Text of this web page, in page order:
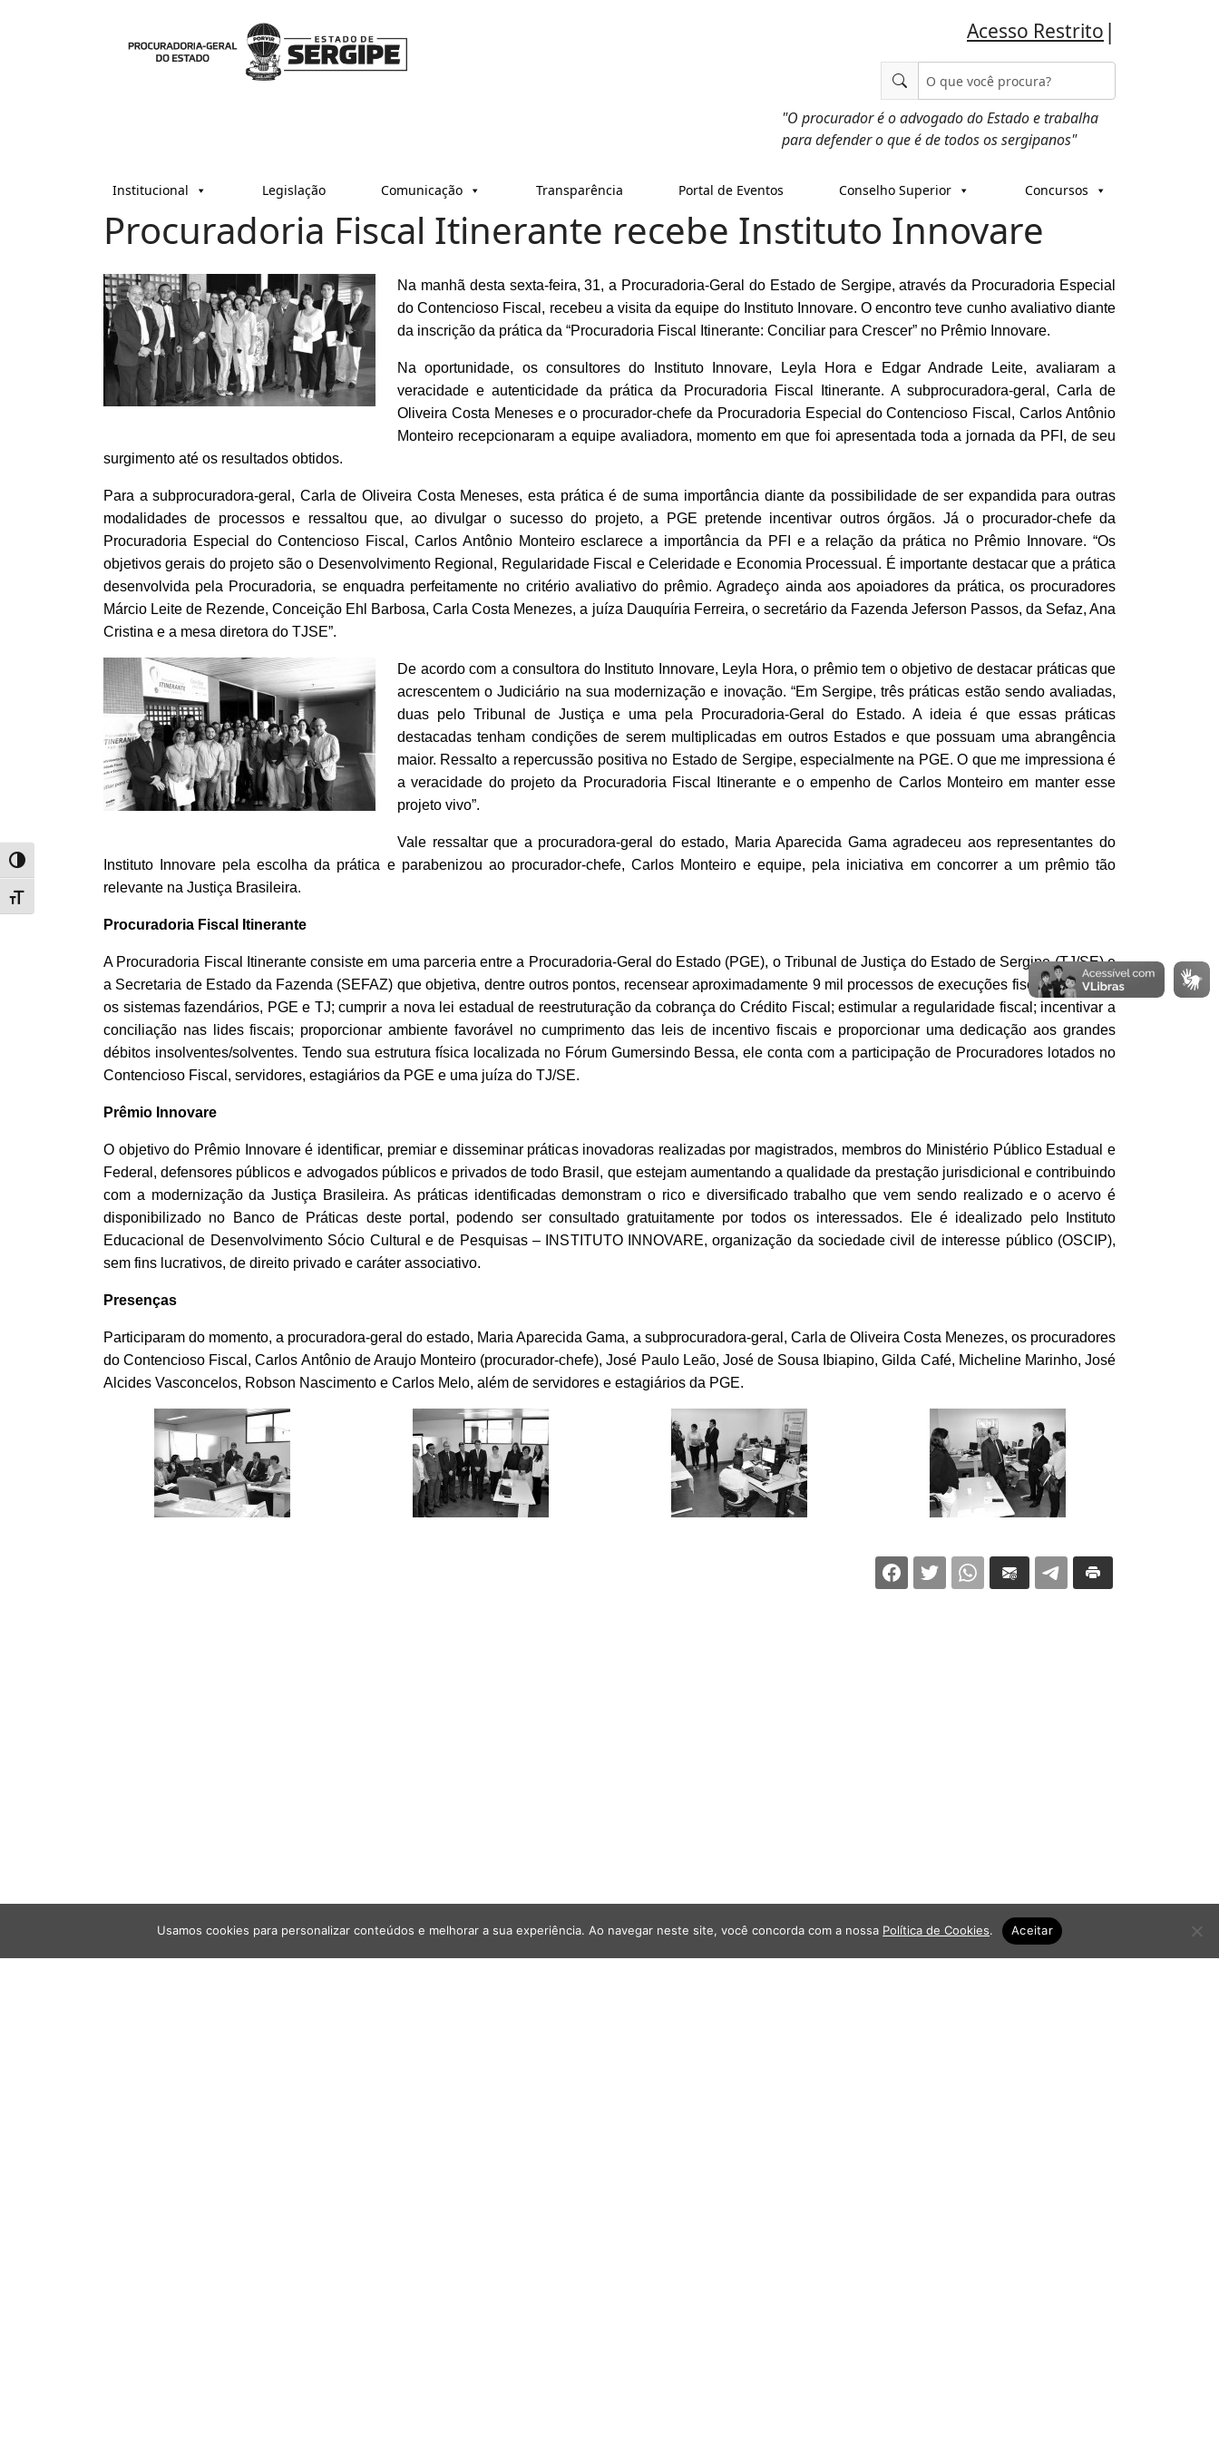
Alternar alto contraste
Alternar tamanho da fonte
Acesso Restrito |
"O procurador é o advogado do Estado e trabalha
para defender o que é de todos os sergipanos"
Institucional Legislação Comunicação Transparência Portal de Eventos Conselho Superior Concursos
Procuradoria Fiscal Itinerante recebe Instituto Innovare
Na manhã desta sexta-feira, 31, a Procuradoria-Geral do Estado de Sergipe, através da Procuradoria Especial
do Contencioso Fiscal, recebeu a visita da equipe do Instituto Innovare. O encontro teve cunho avaliativo diante
da inscrição da prática da “Procuradoria Fiscal Itinerante: Conciliar para Crescer” no Prêmio Innovare.
Na oportunidade, os consultores do Instituto Innovare, Leyla Hora e Edgar Andrade Leite, avaliaram a
veracidade e autenticidade da prática da Procuradoria Fiscal Itinerante. A subprocuradora-geral, Carla de
Oliveira Costa Meneses e o procurador-chefe da Procuradoria Especial do Contencioso Fiscal, Carlos Antônio
Monteiro recepcionaram a equipe avaliadora, momento em que foi apresentada toda a jornada da PFI, de seu
surgimento até os resultados obtidos.
Para a subprocuradora-geral, Carla de Oliveira Costa Meneses, esta prática é de suma importância diante da possibilidade de ser expandida para outras
modalidades de processos e ressaltou que, ao divulgar o sucesso do projeto, a PGE pretende incentivar outros órgãos. Já o procurador-chefe da
Procuradoria Especial do Contencioso Fiscal, Carlos Antônio Monteiro esclarece a importância da PFI e a relação da prática no Prêmio Innovare. “Os
objetivos gerais do projeto são o Desenvolvimento Regional, Regularidade Fiscal e Celeridade e Economia Processual. É importante destacar que a prática
desenvolvida pela Procuradoria, se enquadra perfeitamente no critério avaliativo do prêmio. Agradeço ainda aos apoiadores da prática, os procuradores
Márcio Leite de Rezende, Conceição Ehl Barbosa, Carla Costa Menezes, a juíza Dauquíria Ferreira, o secretário da Fazenda Jeferson Passos, da Sefaz, Ana
Cristina e a mesa diretora do TJSE”.
De acordo com a consultora do Instituto Innovare, Leyla Hora, o prêmio tem o objetivo de destacar práticas que
acrescentem o Judiciário na sua modernização e inovação. “Em Sergipe, três práticas estão sendo avaliadas,
duas pelo Tribunal de Justiça e uma pela Procuradoria-Geral do Estado. A ideia é que essas práticas
destacadas tenham condições de serem multiplicadas em outros Estados e que possuam uma abrangência
maior. Ressalto a repercussão positiva no Estado de Sergipe, especialmente na PGE. O que me impressiona é
a veracidade do projeto da Procuradoria Fiscal Itinerante e o empenho de Carlos Monteiro em manter esse
projeto vivo”.
Vale ressaltar que a procuradora-geral do estado, Maria Aparecida Gama agradeceu aos representantes do
Instituto Innovare pela escolha da prática e parabenizou ao procurador-chefe, Carlos Monteiro e equipe, pela iniciativa em concorrer a um prêmio tão
relevante na Justiça Brasileira.
Procuradoria Fiscal Itinerante
A Procuradoria Fiscal Itinerante consiste em uma parceria entre a Procuradoria-Geral do Estado (PGE), o Tribunal de Justiça do Estado de Sergipe (TJ/SE) e
a Secretaria de Estado da Fazenda (SEFAZ) que objetiva, dentre outros pontos, recensear aproximadamente 9 mil processos de execuções fiscais; atualizar
os sistemas fazendários, PGE e TJ; cumprir a nova lei estadual de reestruturação da cobrança do Crédito Fiscal; estimular a regularidade fiscal; incentivar a
conciliação nas lides fiscais; proporcionar ambiente favorável no cumprimento das leis de incentivo fiscais e proporcionar uma dedicação aos grandes
débitos insolventes/solventes. Tendo sua estrutura física localizada no Fórum Gumersindo Bessa, ele conta com a participação de Procuradores lotados no
Contencioso Fiscal, servidores, estagiários da PGE e uma juíza do TJ/SE.
Prêmio Innovare
O objetivo do Prêmio Innovare é identificar, premiar e disseminar práticas inovadoras realizadas por magistrados, membros do Ministério Público Estadual e
Federal, defensores públicos e advogados públicos e privados de todo Brasil, que estejam aumentando a qualidade da prestação jurisdicional e contribuindo
com a modernização da Justiça Brasileira. As práticas identificadas demonstram o rico e diversificado trabalho que vem sendo realizado e o acervo é
disponibilizado no Banco de Práticas deste portal, podendo ser consultado gratuitamente por todos os interessados. Ele é idealizado pelo Instituto
Educacional de Desenvolvimento Sócio Cultural e de Pesquisas – INSTITUTO INNOVARE, organização da sociedade civil de interesse público (OSCIP),
sem fins lucrativos, de direito privado e caráter associativo.
Presenças
Participaram do momento, a procuradora-geral do estado, Maria Aparecida Gama, a subprocuradora-geral, Carla de Oliveira Costa Menezes, os procuradores
do Contencioso Fiscal, Carlos Antônio de Araujo Monteiro (procurador-chefe), José Paulo Leão, José de Sousa Ibiapino, Gilda Café, Micheline Marinho, José
Alcides Vasconcelos, Robson Nascimento e Carlos Melo, além de servidores e estagiários da PGE.
Usamos cookies para personalizar conteúdos e melhorar a sua experiência. Ao navegar neste site, você concorda com a nossa Política de Cookies. Aceitar